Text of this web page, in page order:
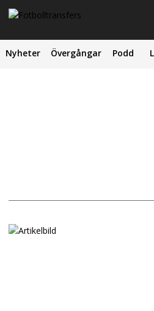
Nyheter Övergångar Podd